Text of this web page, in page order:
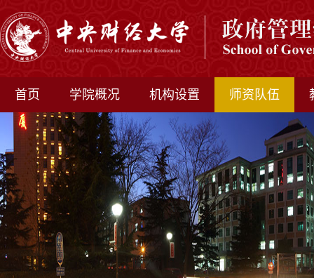
首页 学院概况 机构设置 师资队伍